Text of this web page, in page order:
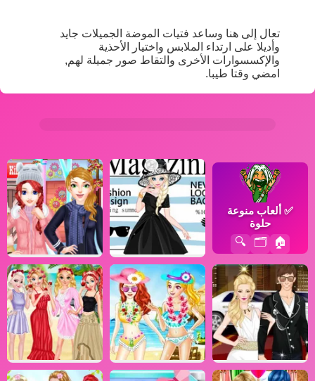
تعال إلى هنا وساعد فتيات الموضة الجميلات جايد
وأديلا على ارتداء الملابس واختيار الأحذية
والإكسسوارات الأخرى والتقاط صور جميلة لهم,
امضي وقتا طيبا.
✅ ألعاب منوعة
حلوة
🏠
🗂️
🔍